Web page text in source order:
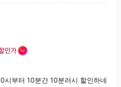
시부터 10분간 10분러시 할인하네